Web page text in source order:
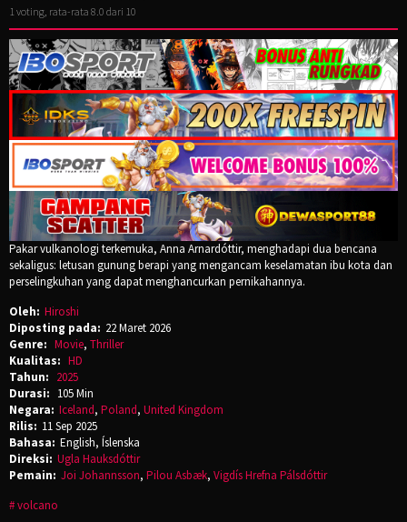
1voting, rata-rata 8.0 dari 10
Pakar vulkanologi terkemuka, Anna Arnardóttir, menghadapi dua bencana
sekaligus: letusan gunung berapi yang mengancam keselamatan ibu kota dan
perselingkuhan yang dapat menghancurkan pernikahannya.
Oleh: Hiroshi
Diposting pada: 22 Maret 2026
Genre: Movie, Thriller
Kualitas: HD
Tahun: 2025
Durasi: 105 Min
Negara: Iceland, Poland, United Kingdom
Rilis: 11 Sep 2025
Bahasa: English, Íslenska
Direksi: Ugla Hauksdóttir
Pemain: Joi Johannsson, Pilou Asbæk, Vigdís Hrefna Pálsdóttir
volcano